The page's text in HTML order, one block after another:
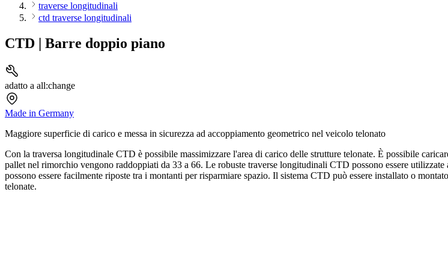
traverse longitudinali
ctd traverse longitudinali
CTD | Barre doppio piano
adatto a all:change
Made in Germany
Maggiore superficie di carico e messa in sicurezza ad accoppiamento geometrico nel veicolo telonato
Con la traversa longitudinale CTD è possibile massimizzare l'area di carico delle strutture telonate. È possibile
pallet nel rimorchio vengono raddoppiati da 33 a 66. Le robuste traverse longitudinali CTD possono essere
possono essere facilmente riposte tra i montanti per risparmiare spazio. Il sistema CTD può essere installato o
telonate.